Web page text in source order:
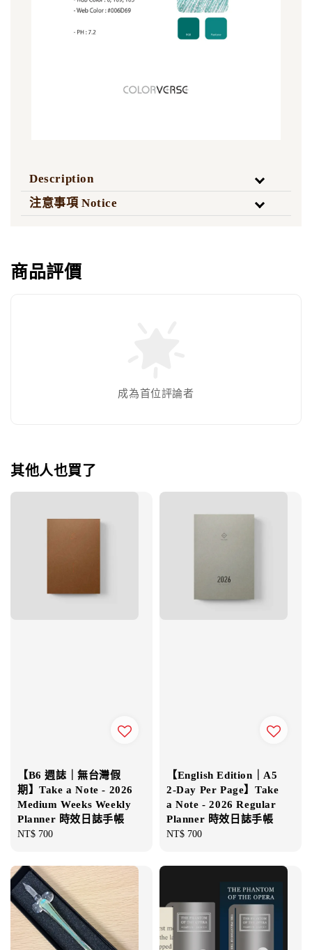
Description
注意事項 Notice
商品評價
成為首位評論者
其他人也買了
【B6 週誌｜無台灣假
期】Take a Note - 2026
Medium Weeks Weekly
Planner 時效日誌手帳
Regular
NT$ 700
【English Edition｜A5
2-Day Per Page】Take
a Note - 2026 Regular
Planner 時效日誌手帳
Regular
NT$ 700